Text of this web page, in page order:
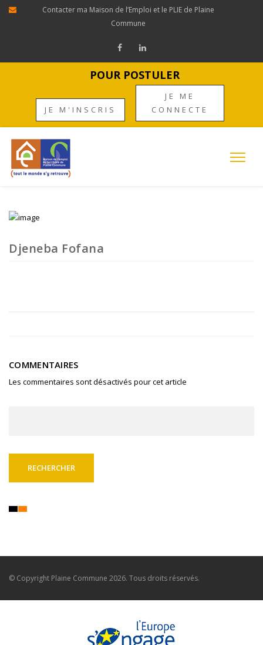
Contacter ma Maison de l’Emploi et le PLIE de Plaine
Commune
POUR POSTULER
JE M'INSCRIS
JE ME
CONNECTE
Djeneba Fofana
COMMENTAIRES
Les commentaires sont désactivés pour cet article
© Copyright Plaine Commune 2026. Tous droits réservés.